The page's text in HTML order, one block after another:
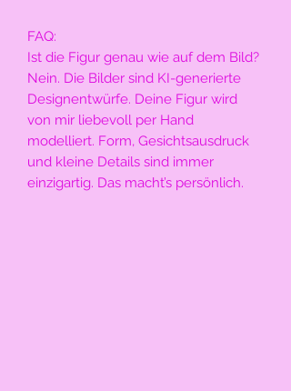
FAQ:
Ist die Figur genau wie auf dem Bild?
Nein. Die Bilder sind KI-generierte
Designentwürfe. Deine Figur wird
von mir liebevoll per Hand
modelliert. Form, Gesichtsausdruck
und kleine Details sind immer
einzigartig. Das macht’s persönlich.